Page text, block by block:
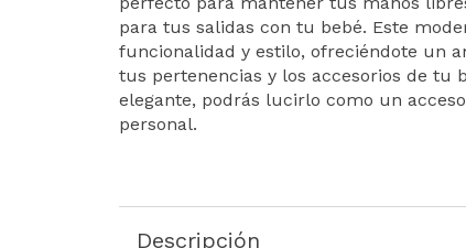
para tus salidas con tu bebé. Este
funcionalidad y estilo, ofreciéndote un
tus pertenencias y los accesorios de tu
elegante, podrás lucirlo como un
personal.
Descripción